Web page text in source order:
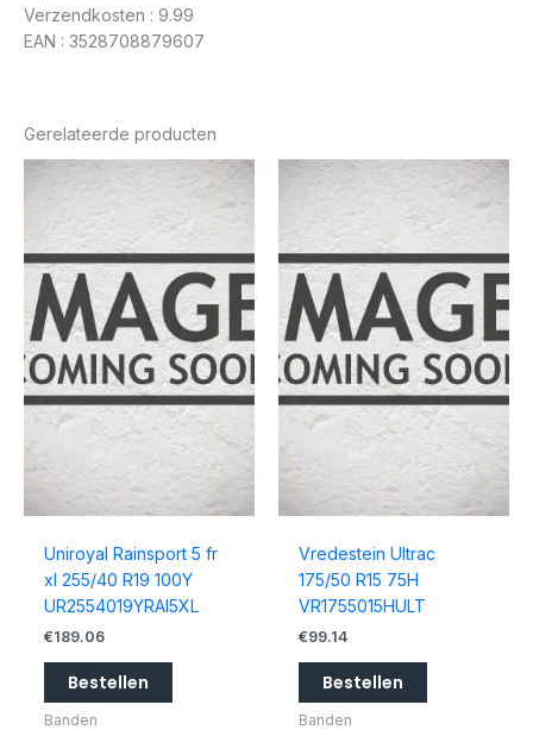
Verzendkosten : 9.99
EAN : 3528708879607
Gerelateerde producten
Uniroyal Rainsport 5 fr
xl 255/40 R19 100Y
UR2554019YRAI5XL
€189.06
Bestellen
Banden
Vredestein Ultrac
175/50 R15 75H
VR1755015HULT
€99.14
Bestellen
Banden